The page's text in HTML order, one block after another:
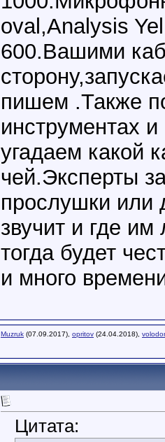
oval,Analysis
600.Вашими
пишем .Также
инструментах
угадаем какой
чей.Эксперты
прослушки или
звучит и где
тогда будет
и много
Muzruk (07.09.2017), opritov (24.04.2018),
Цитата: